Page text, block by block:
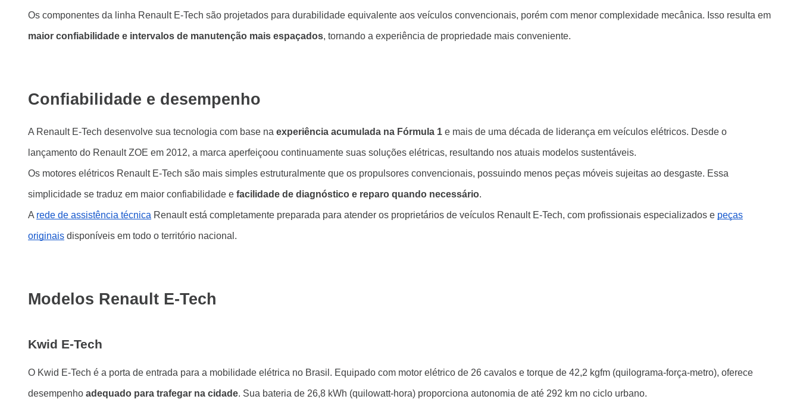
Os componentes da linha Renault E-Tech são projetados para durabilidade equivalente aos veículos convencionais, porém com menor complexidade mecânica. Isso resulta em
maior confiabilidade e intervalos de manutenção mais espaçados, tornando a experiência de propriedade mais conveniente.
Confiabilidade e desempenho
A Renault E-Tech desenvolve sua tecnologia com base na experiência acumulada na Fórmula 1 e mais de uma década de liderança em veículos elétricos. Desde o
lançamento do Renault ZOE em 2012, a marca aperfeiçoou continuamente suas soluções elétricas, resultando nos atuais modelos sustentáveis.
Os motores elétricos Renault E-Tech são mais simples estruturalmente que os propulsores convencionais, possuindo menos peças móveis sujeitas ao desgaste. Essa
simplicidade se traduz em maior confiabilidade e facilidade de diagnóstico e reparo quando necessário.
A rede de assistência técnica Renault está completamente preparada para atender os proprietários de veículos Renault E-Tech, com profissionais especializados e peças
originais disponíveis em todo o território nacional.
Modelos Renault E-Tech
Kwid E-Tech
O Kwid E-Tech é a porta de entrada para a mobilidade elétrica no Brasil. Equipado com motor elétrico de 26 cavalos e torque de 42,2 kgfm (quilograma-força-metro), oferece
desempenho adequado para trafegar na cidade. Sua bateria de 26,8 kWh (quilowatt-hora) proporciona autonomia de até 292 km no ciclo urbano.